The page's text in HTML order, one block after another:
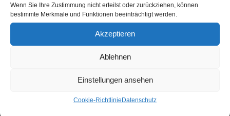
Wenn Sie Ihre Zustimmung nicht erteilst oder zurückziehen, können
bestimmte Merkmale und Funktionen beeinträchtigt werden.
Akzeptieren
Ablehnen
Einstellungen ansehen
Cookie-RichtlinieDatenschutz
Ansprechpartner
+49 (0)8634-9882-22